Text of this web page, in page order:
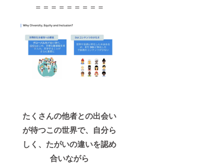
＝＝＝＝＝＝＝＝＝
たくさんの他者との出会い
が待つこの世界で、自分ら
しく、たがいの違いを認め
合いながら